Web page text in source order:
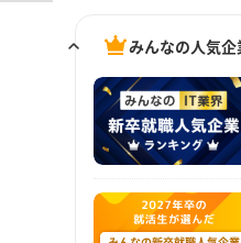
みんなの人気